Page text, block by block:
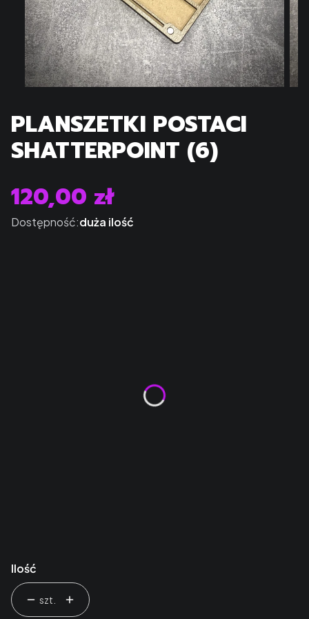
PLANSZETKI POSTACI
SHATTERPOINT (6)
Cena
120,00 zł
Dostępność:duża ilość
Opcjonalne
Ilość
szt.